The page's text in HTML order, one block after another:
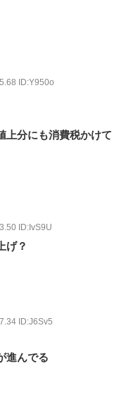
ID:Y950o
上分にも消費税かけて
ID:IvS9U
げ？
ID:J6Sv5
進んでる